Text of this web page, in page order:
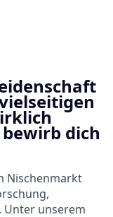
dich
Nischenmarkt
unserem